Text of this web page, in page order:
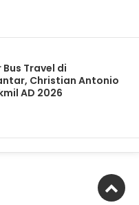
Travel di
Christian Antonio
AD 2026